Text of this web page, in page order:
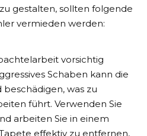
gestalten, sollten folgende
vermieden werden:
vorsichtig
Schaben kann die
was zu
führt. Verwenden Sie
arbeiten Sie in einem
effektiv zu entfernen,